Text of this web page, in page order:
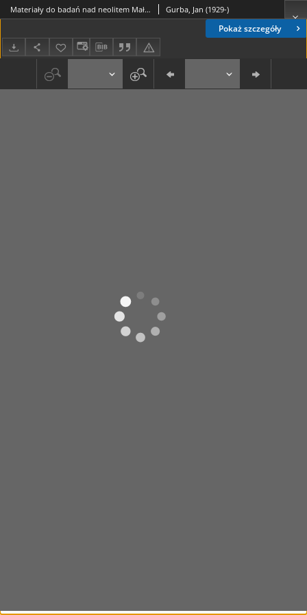
Pokaż szczegóły
Materiały do badań nad neolitem Małopolski Gurba, Jan (1929-)